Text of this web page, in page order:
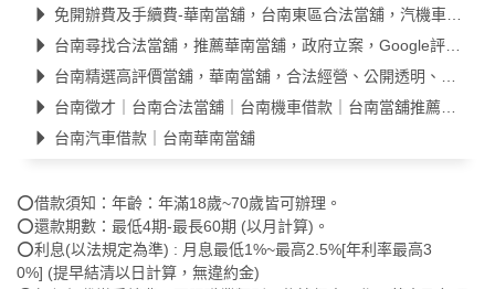
免開辦費及手續費-華南當舖，台南東區合法當舖，汽機車借款快速核款
台南尋找合法當舖，推薦華南當舖，政府立案，Google評價高
台南精選高評價當舖，華南當舖，合法經營、公開透明、息低保密
台南徵才｜台南合法當舖｜台南機車借款｜台南當舖推薦｜汽車借款
台南汽車借款｜台南華南當舖
⭕借款須知：年齡：年滿18歲~70歲皆可辦理。
⭕還款期數：最低4期-最長60期 (以月計算)。
⭕利息(以法規定為準) : 月息最低1%~最高2.5%[年利率最高3
0%] (提早結清以日計算，無違約金)